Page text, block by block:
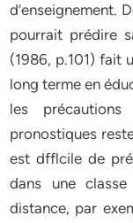
d’enseignement.
pourrait prédire
(1986, p.101) fait
long terme en
les
pronostiques
est dfflcile de
dans une
distance, par